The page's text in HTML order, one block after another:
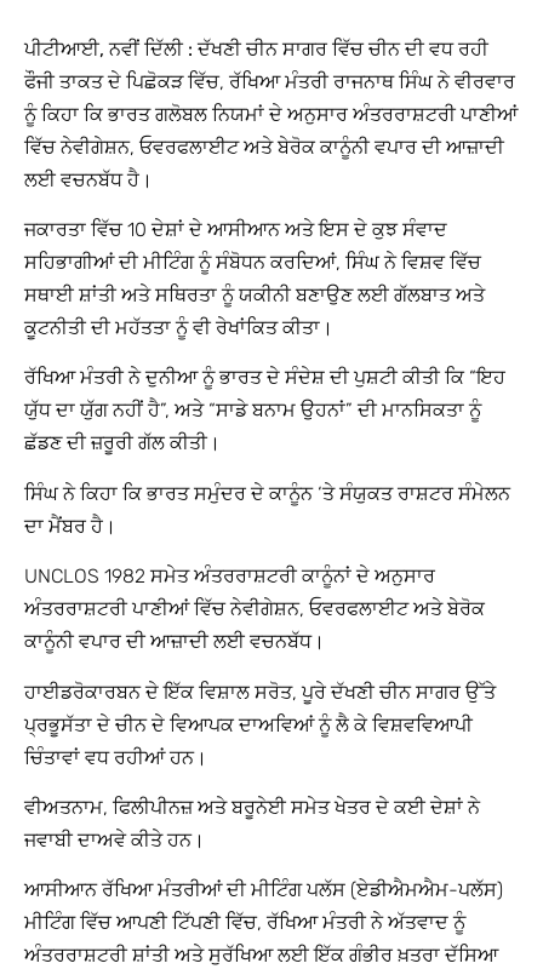
ਪੀਟੀਆਈ, ਨਵੀਂ ਦਿੱਲੀ :ਦੱਖਣੀ ਚੀਨ ਸਾਗਰ ਵਿੱਚ ਚੀਨ ਦੀ ਵਧ ਰਹੀ
ਫੌਜੀ ਤਾਕਤ ਦੇ ਪਿਛੋਕੜ ਵਿੱਚ, ਰੱਖਿਆ ਮੰਤਰੀ ਰਾਜਨਾਥ ਸਿੰਘ ਨੇ ਵੀਰਵਾਰ
ਨੂੰ ਕਿਹਾ ਕਿ ਭਾਰਤ ਗਲੋਬਲ ਨਿਯਮਾਂ ਦੇ ਅਨੁਸਾਰ ਅੰਤਰਰਾਸ਼ਟਰੀ ਪਾਣੀਆਂ
ਵਿੱਚ ਨੇਵੀਗੇਸ਼ਨ, ਓਵਰਫਲਾਈਟ ਅਤੇ ਬੇਰੋਕ ਕਾਨੂੰਨੀ ਵਪਾਰ ਦੀ ਆਜ਼ਾਦੀ
ਲਈ ਵਚਨਬੱਧ ਹੈ।
ਜਕਾਰਤਾ ਵਿੱਚ 10 ਦੇਸ਼ਾਂ ਦੇ ਆਸੀਆਨ ਅਤੇ ਇਸ ਦੇ ਕੁਝ ਸੰਵਾਦ
ਸਹਿਭਾਗੀਆਂ ਦੀ ਮੀਟਿੰਗ ਨੂੰ ਸੰਬੋਧਨ ਕਰਦਿਆਂ, ਸਿੰਘ ਨੇ ਵਿਸ਼ਵ ਵਿੱਚ
ਸਥਾਈ ਸ਼ਾਂਤੀ ਅਤੇ ਸਥਿਰਤਾ ਨੂੰ ਯਕੀਨੀ ਬਣਾਉਣ ਲਈ ਗੱਲਬਾਤ ਅਤੇ
ਕੂਟਨੀਤੀ ਦੀ ਮਹੱਤਤਾ ਨੂੰ ਵੀ ਰੇਖਾਂਕਿਤ ਕੀਤਾ।
ਰੱਖਿਆ ਮੰਤਰੀ ਨੇ ਦੁਨੀਆ ਨੂੰ ਭਾਰਤ ਦੇ ਸੰਦੇਸ਼ ਦੀ ਪੁਸ਼ਟੀ ਕੀਤੀ ਕਿ “ਇਹ
ਯੁੱਧ ਦਾ ਯੁੱਗ ਨਹੀਂ ਹੈ”, ਅਤੇ “ਸਾਡੇ ਬਨਾਮ ਉਹਨਾਂ” ਦੀ ਮਾਨਸਿਕਤਾ ਨੂੰ
ਛੱਡਣ ਦੀ ਜ਼ਰੂਰੀ ਗੱਲ ਕੀਤੀ।
ਸਿੰਘ ਨੇ ਕਿਹਾ ਕਿ ਭਾਰਤ ਸਮੁੰਦਰ ਦੇ ਕਾਨੂੰਨ ‘ਤੇ ਸੰਯੁਕਤ ਰਾਸ਼ਟਰ ਸੰਮੇਲਨ
ਦਾ ਮੈਂਬਰ ਹੈ।
UNCLOS 1982 ਸਮੇਤ ਅੰਤਰਰਾਸ਼ਟਰੀ ਕਾਨੂੰਨਾਂ ਦੇ ਅਨੁਸਾਰ
ਅੰਤਰਰਾਸ਼ਟਰੀ ਪਾਣੀਆਂ ਵਿੱਚ ਨੇਵੀਗੇਸ਼ਨ, ਓਵਰਫਲਾਈਟ ਅਤੇ ਬੇਰੋਕ
ਕਾਨੂੰਨੀ ਵਪਾਰ ਦੀ ਆਜ਼ਾਦੀ ਲਈ ਵਚਨਬੱਧ।
ਹਾਈਡਰੋਕਾਰਬਨ ਦੇ ਇੱਕ ਵਿਸ਼ਾਲ ਸਰੋਤ, ਪੂਰੇ ਦੱਖਣੀ ਚੀਨ ਸਾਗਰ ਉੱਤੇ
ਪ੍ਰਭੂਸੱਤਾ ਦੇ ਚੀਨ ਦੇ ਵਿਆਪਕ ਦਾਅਵਿਆਂ ਨੂੰ ਲੈ ਕੇ ਵਿਸ਼ਵਵਿਆਪੀ
ਚਿੰਤਾਵਾਂ ਵਧ ਰਹੀਆਂ ਹਨ।
ਵੀਅਤਨਾਮ, ਫਿਲੀਪੀਨਜ਼ ਅਤੇ ਬਰੂਨੇਈ ਸਮੇਤ ਖੇਤਰ ਦੇ ਕਈ ਦੇਸ਼ਾਂ ਨੇ
ਜਵਾਬੀ ਦਾਅਵੇ ਕੀਤੇ ਹਨ।
ਆਸੀਆਨ ਰੱਖਿਆ ਮੰਤਰੀਆਂ ਦੀ ਮੀਟਿੰਗ ਪਲੱਸ (ਏਡੀਐਮਐਮ-ਪਲੱਸ)
ਮੀਟਿੰਗ ਵਿੱਚ ਆਪਣੀ ਟਿੱਪਣੀ ਵਿੱਚ, ਰੱਖਿਆ ਮੰਤਰੀ ਨੇ ਅੱਤਵਾਦ ਨੂੰ
ਅੰਤਰਰਾਸ਼ਟਰੀ ਸ਼ਾਂਤੀ ਅਤੇ ਸੁਰੱਖਿਆ ਲਈ ਇੱਕ ਗੰਭੀਰ ਖ਼ਤਰਾ ਦੱਸਿਆ